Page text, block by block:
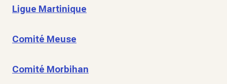
Ligue Martinique
Comité Meuse
Comité Morbihan